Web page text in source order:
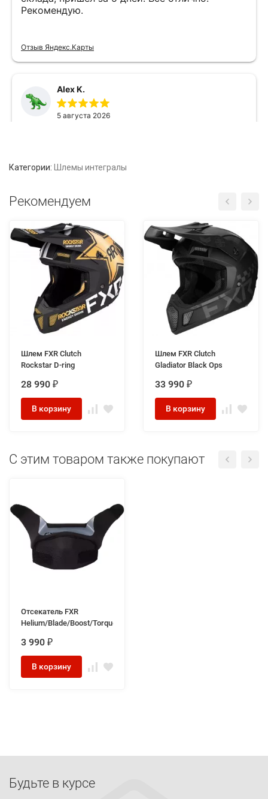
Категории: Шлемы интегралы
Рекомендуем
Шлем FXR Clutch
Rockstar D-ring
28 990 ₽
В корзину
Шлем FXR Clutch
Gladiator Black Ops
33 990 ₽
В корзину
C этим товаром также покупают
Отсекатель FXR
Helium/Blade/Boost/Torque/Octane
3 990 ₽
В корзину
Будьте в курсе